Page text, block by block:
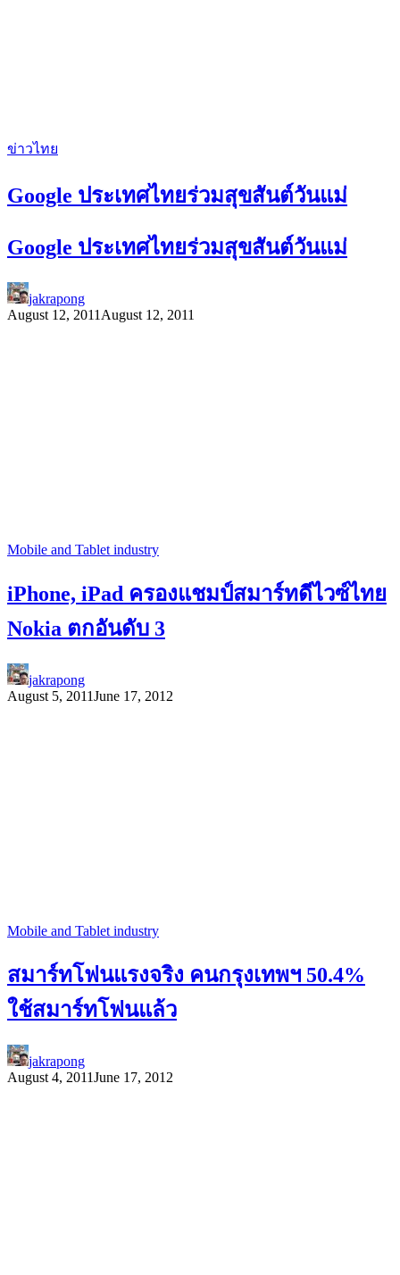
ข่าวไทย
Google ประเทศไทยร่วมสุขสันต์วันแม่
Google ประเทศไทยร่วมสุขสันต์วันแม่
jakrapong
August 12, 2011 August 12, 2011
Mobile and Tablet industry
iPhone, iPad ครองแชมป์สมาร์ทดีไวซ์ไทย
Nokia ตกอันดับ 3
jakrapong
August 5, 2011June 17, 2012
Mobile and Tablet industry
สมาร์ทโฟนแรงจริง คนกรุงเทพฯ 50.4%
ใช้สมาร์ทโฟนแล้ว
jakrapong
August 4, 2011June 17, 2012